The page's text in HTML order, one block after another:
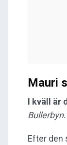
Mauri
I kväll är
Bullerbyn
Efter den